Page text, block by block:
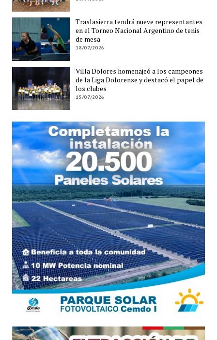
Traslasierra tendrá nueve representantes
en el Torneo Nacional Argentino de tenis
de mesa
18/07/2026
Villa Dolores homenajeó a los campeones
de la Liga Dolorense y destacó el papel de
los clubes
15/07/2026